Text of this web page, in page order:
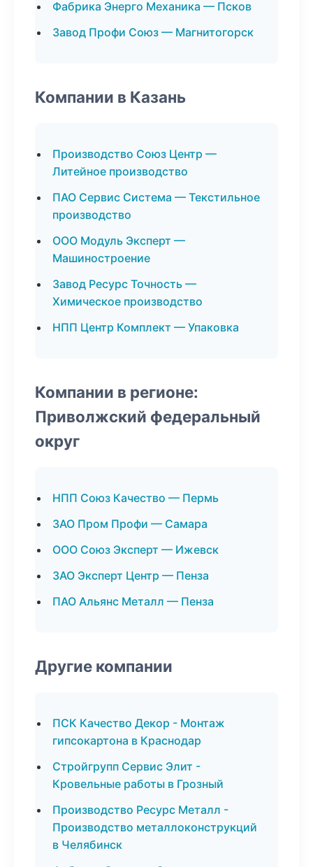
Фабрика Энерго Механика — Псков
Завод Профи Союз — Магнитогорск
Компании в Казань
Производство Союз Центр —
Литейное производство
ПАО Сервис Система — Текстильное
производство
ООО Модуль Эксперт —
Машиностроение
Завод Ресурс Точность —
Химическое производство
НПП Центр Комплект — Упаковка
Компании в регионе:
Приволжский федеральный
округ
НПП Союз Качество — Пермь
ЗАО Пром Профи — Самара
ООО Союз Эксперт — Ижевск
ЗАО Эксперт Центр — Пенза
ПАО Альянс Металл — Пенза
Другие компании
ПСК Качество Декор - Монтаж
гипсокартона в Краснодар
Стройгрупп Сервис Элит -
Кровельные работы в Грозный
Производство Ресурс Металл -
Производство металлоконструкций
в Челябинск